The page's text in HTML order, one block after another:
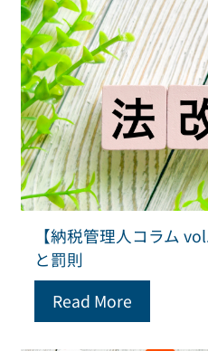
【納税管理人コラム
と罰則
Read More